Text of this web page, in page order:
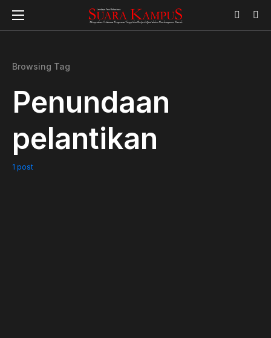
Browsing Tag
Penundaan
pelantikan
1 post